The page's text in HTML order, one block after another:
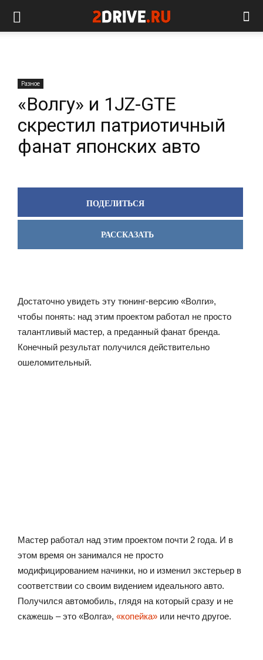
Разное
«Волгу» и 1JZ-GTE
скрестил патриотичный
фанат японских авто
ПОДЕЛИТЬСЯ
РАССКАЗАТЬ
Достаточно увидеть эту тюнинг-версию «Волги»,
чтобы понять: над этим проектом работал не просто
талантливый мастер, а преданный фанат бренда.
Конечный результат получился действительно
ошеломительный.
Мастер работал над этим проектом почти 2 года. И в
этом время он занимался не просто
модифицированием начинки, но и изменил экстерьер в
соответствии со своим видением идеального авто.
Получился автомобиль, глядя на который сразу и не
скажешь – это «Волга», «копейка» или нечто другое.